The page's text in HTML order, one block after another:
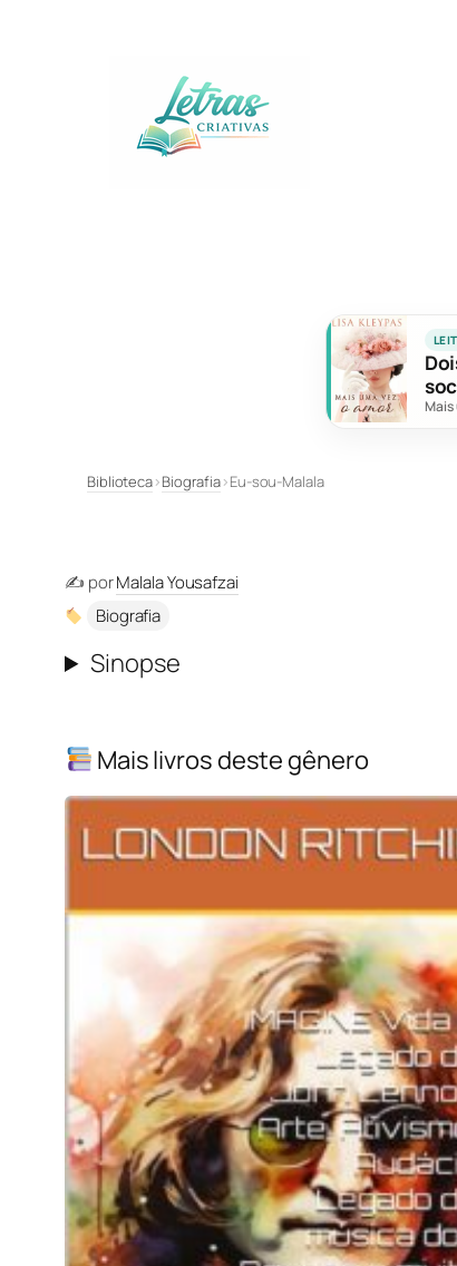
Mais
Biblioteca›Biografia›Eu-sou-Malala
✍️ porMalala Yousafzai
Biografia
Sinopse
Mais livros deste gênero